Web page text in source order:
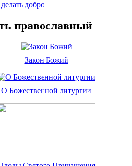
добро
православный
Закон Божий
О Божественной литургии